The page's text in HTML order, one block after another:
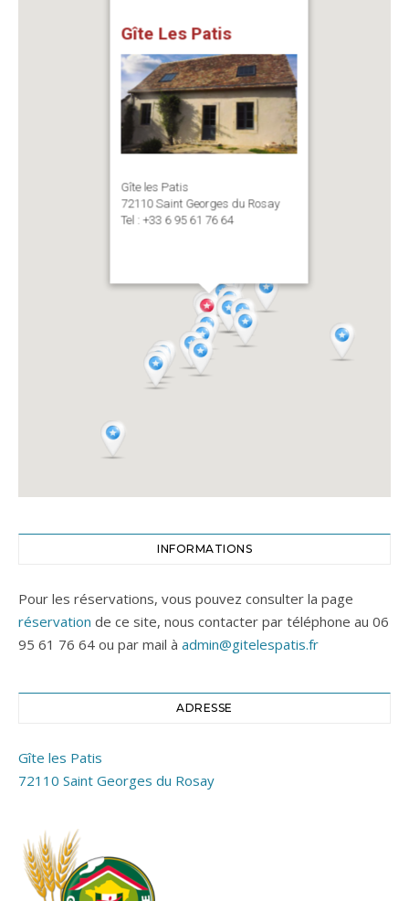
Gîte Les Patis
Gîte les Patis
72110 Saint Georges du Rosay
Tel : +33 6 95 61 76 64
INFORMATIONS
Pour les réservations, vous pouvez consulter la page
réservation de ce site, nous contacter par téléphone au 06
95 61 76 64 ou par mail à admin@gitelespatis.fr
ADRESSE
Gîte les Patis
72110 Saint Georges du Rosay